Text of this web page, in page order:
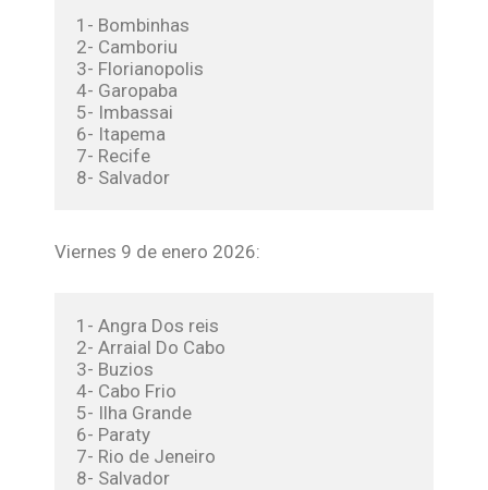
1- Bombinhas
2- Camboriu
3- Florianopolis
4- Garopaba
5- Imbassai
6- Itapema
7- Recife
Viernes 9 de enero 2026:
1- Angra Dos reis
2- Arraial Do Cabo
3- Buzios
4- Cabo Frio
5- Ilha Grande
6- Paraty
7- Rio de Jeneiro
8- Salvador